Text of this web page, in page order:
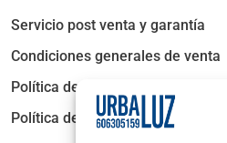
Servicio post venta y garantía
Condiciones generales de venta
Política de privacidad
Política de cookies